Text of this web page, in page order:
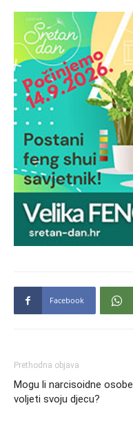
Facebook
Prethodna objava
Mogu li narcisoidne osobe
voljeti svoju djecu?